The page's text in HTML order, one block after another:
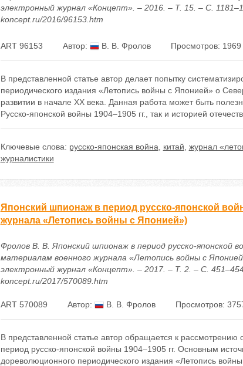
электронный журнал «Концепт». – 2016. – Т. 15. – С.
koncept.ru/2016/96153.htm
ART 96153 Автор: В. В. Фролов Просмотров: 1969
В представленной статье автор делает попытку
периодического издания «Летопись войны с Японией» о
развитии в начале XX века. Данная работа может быть
Русско-японской войны 1904–1905 гг., так и историей
Ключевые слова: русско-японская война китай журнал
журналистики
Японский шпионаж в период русско-японской
журнала «Летопись войны с Японией»)
Фролов В. В. Японский шпионаж в период русско-японской
материалам военного журнала «Летопись войны с
электронный журнал «Концепт». – 2017. – Т. 2. – С.
koncept.ru/2017/570089.htm
ART 570089 Автор: В. В. Фролов Просмотров:
В представленной статье автор обращается к
период русско-японской войны 1904–1905 гг. Основным
дореволюционного периодического издания «Летопись